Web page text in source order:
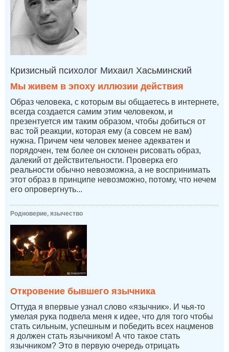
Кризисный психолог Михаил Хасьминский
Мы живем в эпоху иллюзии действия
Образ человека, с которым вы общаетесь в интернете,
всегда создается самим этим человеком, и
презентуется им таким образом, чтобы добиться от
вас той реакции, которая ему (а совсем не вам)
нужна. Причем чем человек менее адекватен и
порядочен, тем более он склонен рисовать образ,
далекий от действительности. Проверка его
реальности обычно невозможна, а не воспринимать
этот образ в принципе невозможно, потому, что нечем
его опровергнуть...
Родноверие, язычество
Откровение бывшего язычника
Оттуда я впервые узнал слово «язычник». И чья-то
умелая рука подвела меня к идее, что для того чтобы
стать сильным, успешным и победить всех нацменов
я должен стать язычником! А что такое стать
язычником? Это в первую очередь отрицать